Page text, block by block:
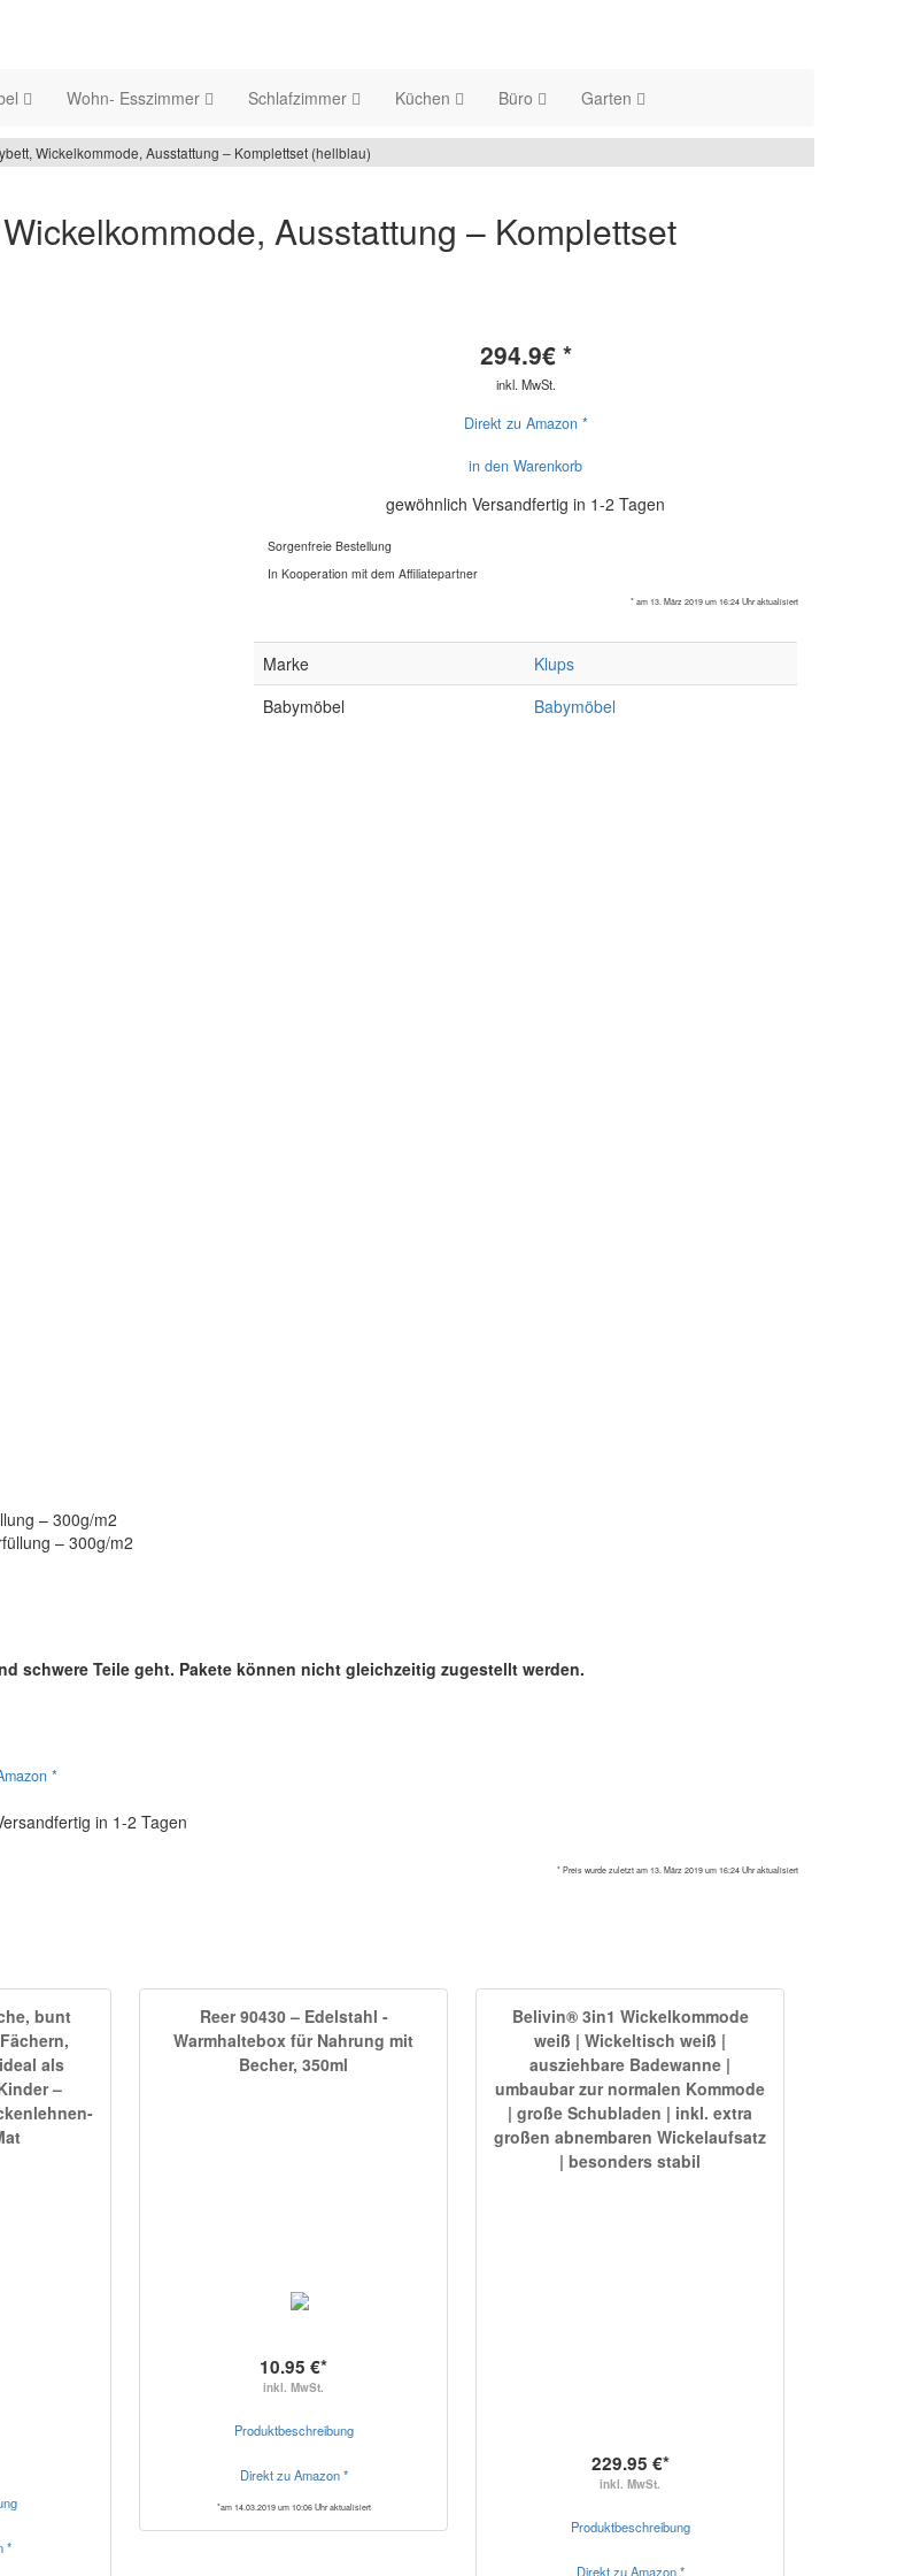
Wohn- Esszimmer Schlafzimmer Küchen Büro Garten
Wickelkommode, Ausstattung – Komplettset (hellblau)
Ausstattung – Komplettset
294.9€ *
inkl. MwSt.
Direkt zu Amazon *
in den Warenkorb
gewöhnlich Versandfertig in 1-2 Tagen
Sorgenfreie Bestellung
In Kooperation mit dem Affiliatepartner
* am 13. März 2019 um 16:24 Uhr aktualisiert
Marke
Klups
Babymöbel
Babymöbel
– 300g/m2
– 300g/m2
schwere Teile geht. Pakete können nicht gleichzeitig zugestellt werden.
*
in 1-2 Tagen
* Preis wurde zuletzt am 13. März 2019 um 16:24 Uhr aktualisiert
bunt
als
–
*
Reer 90430 – Edelstahl -
Warmhaltebox für Nahrung mit
Becher, 350ml
10.95 €*
inkl. MwSt.
Produktbeschreibung
Direkt zu Amazon *
*am 14.03.2019 um 10:06 Uhr aktualisiert
Belivin® 3in1 Wickelkommode
weiß | Wickeltisch weiß |
ausziehbare Badewanne |
umbaubar zur normalen Kommode
| große Schubladen | inkl. extra
großen abnembaren Wickelaufsatz
| besonders stabil
229.95 €*
inkl. MwSt.
Produktbeschreibung
Direkt zu Amazon *